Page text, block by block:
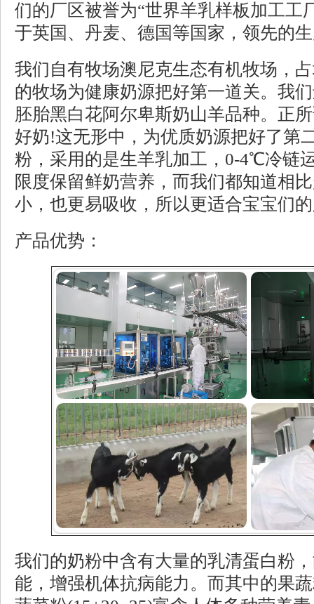
们的厂区被誉为“世界羊乳样板加工工
于英国、丹麦、德国等国家，领先的
我们自有牧场澳尼克生态有机牧场，
的牧场为健康奶源把好第一道关。我
胚胎黑白花阿尔卑斯奶山羊品种。正
好奶!这无形中，为优质奶源把好了第
粉，采用的是生羊乳加工，0-4℃冷链
限度保留鲜奶营养，而我们都知道相
小，也更易吸收，所以更适合宝宝们
产品优势：
我们的奶粉中含有大量的乳清蛋白粉
能，增强机体抗病能力。而其中的果